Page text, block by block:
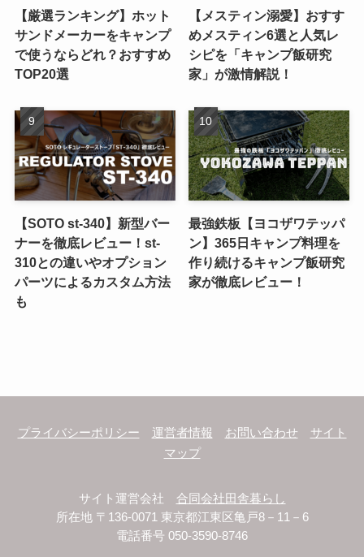
【厳選ランキング】ホット
サンドメーカーをキャンプ
で使うならどれ？おすすめ
TOP20選
【メスティン溺愛】おすす
めメスティン6選と人気レ
シピを「キャンプ飯研究
家」が激情解説！
【SOTO st-340】新型バー
ナーを徹底レビュー！st-
310との違いやオプション
パーツによるカスタム方法
も
最強鉄板【ヨコザワテッパ
ン】365日キャンプ料理を
作り続けるキャンプ飯研究
家が徹底レビュー！
プライバシーポリシー 運営者情報 お問い合わせ
サイト
マップ
サイト運営会社 合同会社田舎暮らし
所在地 〒136-0071 東京都江東区亀戸8－11－6
電話番号 050-3590-8746